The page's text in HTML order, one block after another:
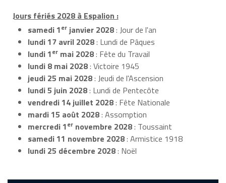
Jours fériés 2028 à Espalion :
samedi 1er janvier 2028: Jour de l'an
lundi 17 avril 2028: Lundi de Pâques
lundi 1er mai 2028: Fête du Travail
lundi 8 mai 2028: Victoire 1945
jeudi 25 mai 2028: Jeudi de l'Ascension
lundi 5 juin 2028: Lundi de Pentecôte
vendredi 14 juillet 2028: Fête Nationale
mardi 15 août 2028: Assomption
mercredi 1er novembre 2028: Toussaint
samedi 11 novembre 2028: Armistice 1918
lundi 25 décembre 2028: Noël